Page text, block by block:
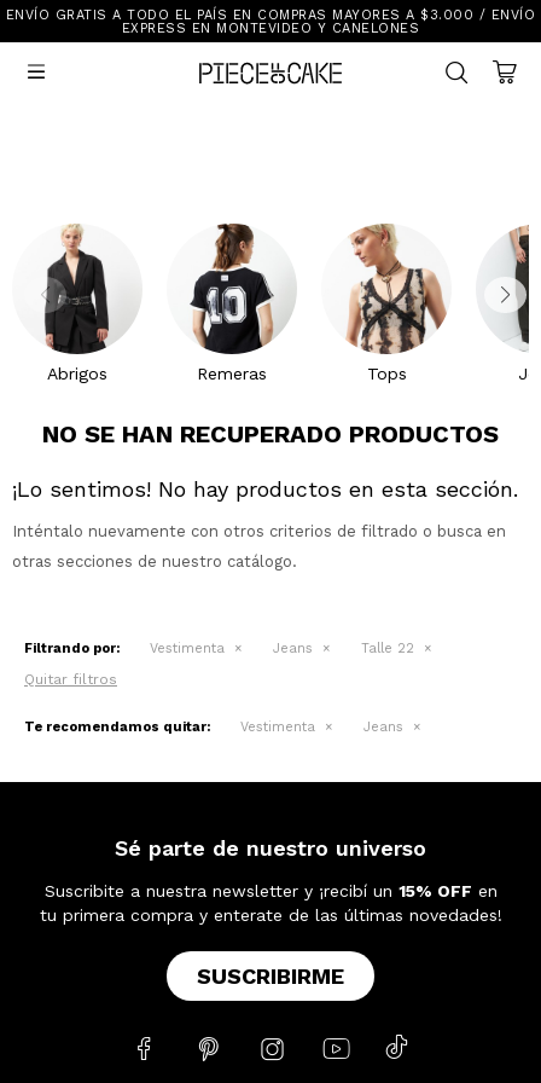
ENVÍO GRATIS A TODO EL PAÍS EN COMPRAS MAYORES A $3.000 / ENVÍO
EXPRESS EN MONTEVIDEO Y CANELONES

Abrigos Remeras Tops
NO SE HAN RECUPERADO PRODUCTOS
¡Lo sentimos! No hay productos en esta sección.
Inténtalo nuevamente con otros criterios de filtrado o busca en
otras secciones de nuestro catálogo.
Filtrando por: Vestimenta Jeans Talle 22
Quitar filtros
Te recomendamos quitar: Vestimenta Jeans
Sé parte de nuestro universo
Suscribite a nuestra newsletter y ¡recibí un 15% OFF en
tu primera compra y enterate de las últimas novedades!
SUSCRIBIRME
    
Sale
New In
Mi cuenta
Ayuda
Ver Todo
Vestimenta